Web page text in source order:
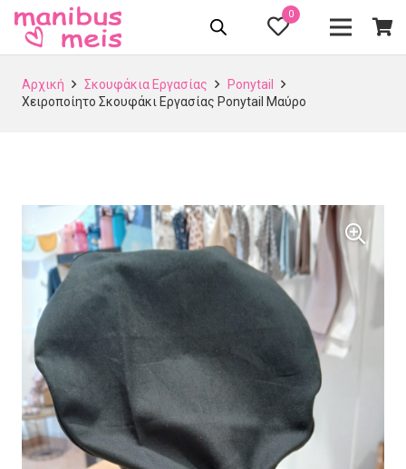
0
Αρχική Σκουφάκια Εργασίας
Ponytail
Χειροποίητο Σκουφάκι Εργασίας Ponytail Μαύρο